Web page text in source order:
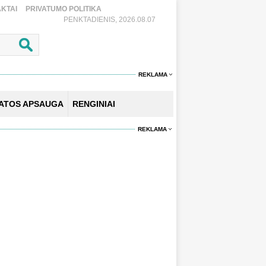
PRIVATUMO POLITIKA
PENKTADIENIS, 2026.08.07
REKLAMA
APSAUGA RENGINIAI
REKLAMA